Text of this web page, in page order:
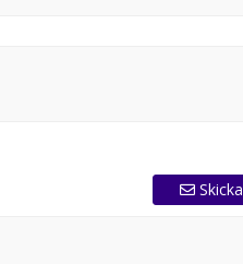
Skicka